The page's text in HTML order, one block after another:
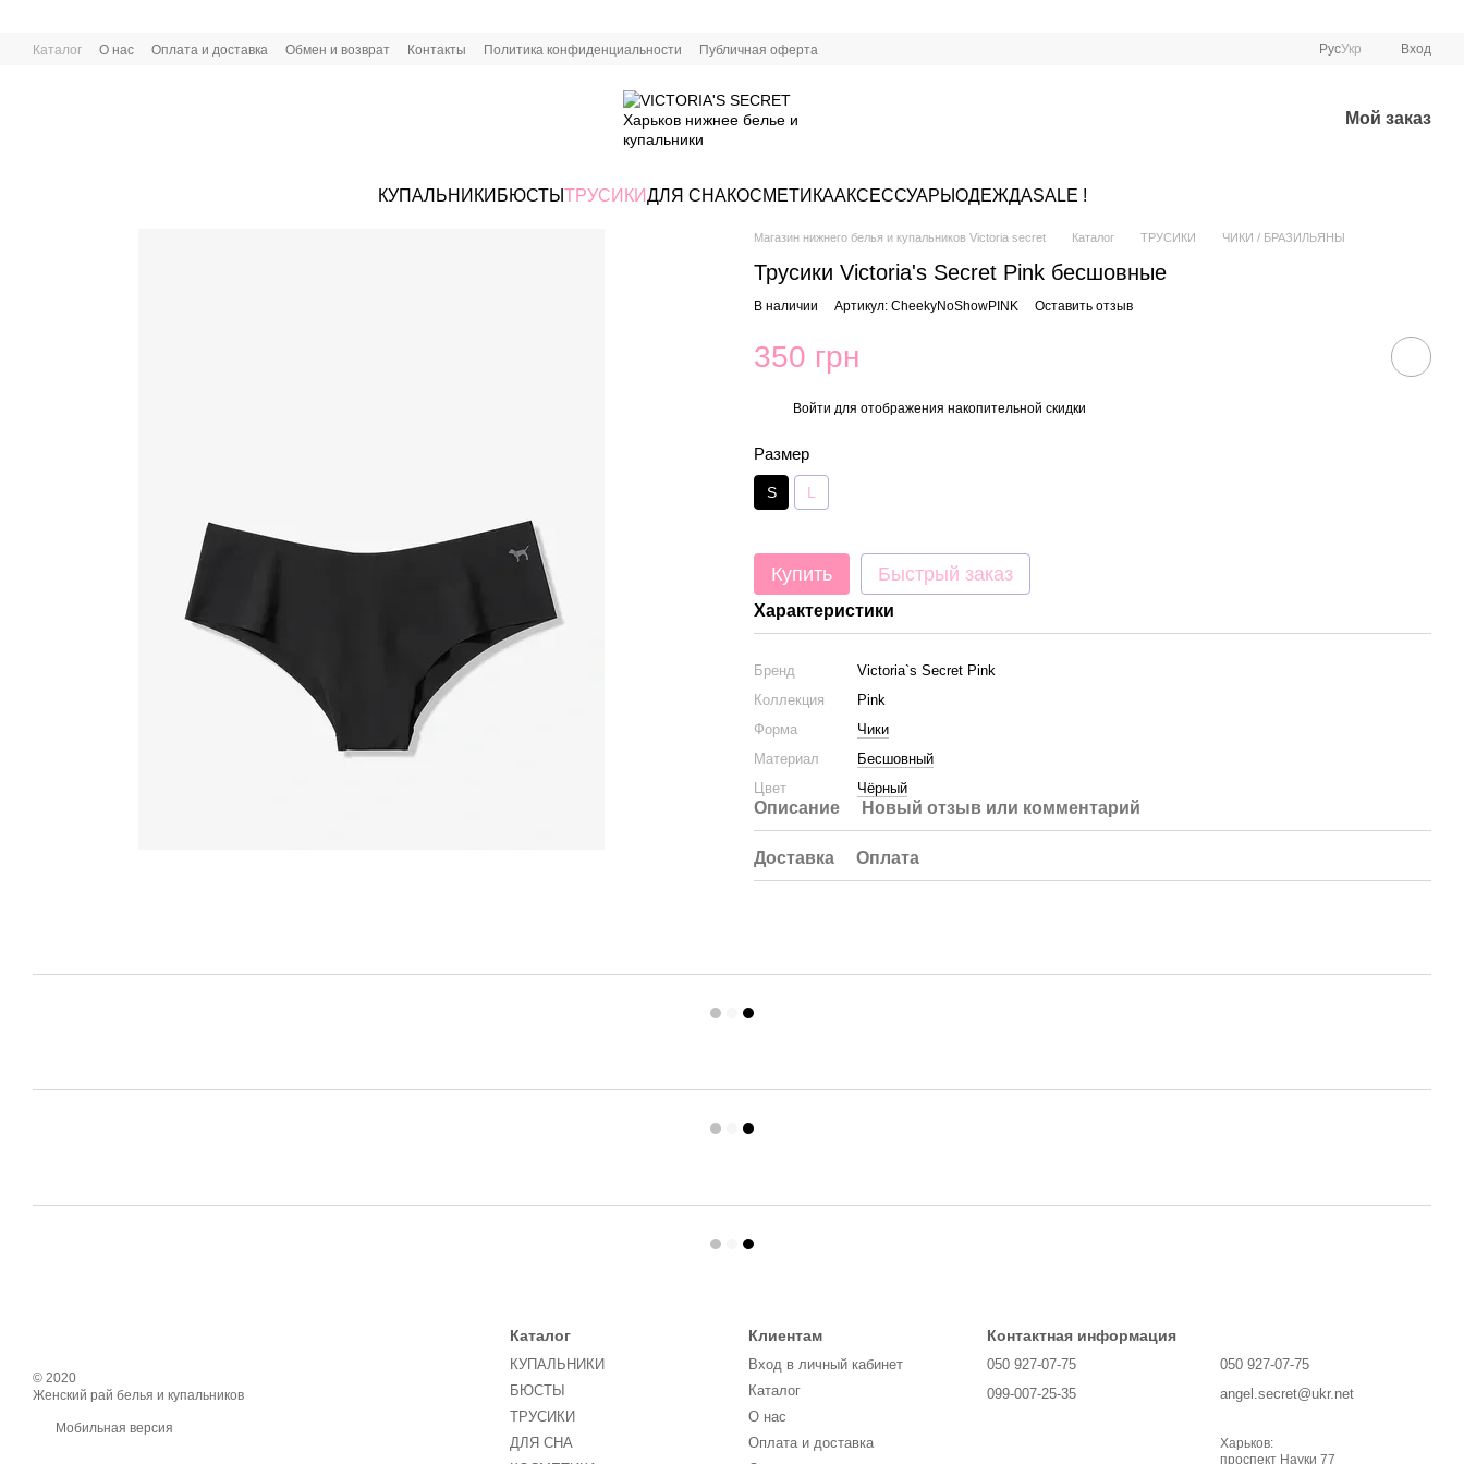
Каталог О нас Оплата и доставка Обмен и возврат Контакты Политика конфиденциальности Публичная оферта РусУкр Вход
Мой заказ
КУПАЛЬНИКИ БЮСТЫ ТРУСИКИДЛЯ СНАКОСМЕТИКААКСЕССУАРЫ ОДЕЖДАSALE !
Магазин нижнего белья и купальников Victoria secret Каталог ТРУСИКИ ЧИКИ / БРАЗИЛЬЯНЫ
Трусики Victoria's Secret Pink бесшовные
В наличии Артикул: CheekyNoShowPINK Оставить отзыв
350 грн
Войти для отображения накопительной скидки
Размер
S L
Купить Быстрый заказ
Характеристики
Бренд
Victoria`s Secret Pink
Коллекция
Pink
Форма
Чики
Материал
Бесшовный
Цвет
Чёрный
Описание Новый отзыв или комментарий
Доставка Оплата
© 2020
Женский рай белья и купальников
Мобильная версия
Каталог
КУПАЛЬНИКИ
БЮСТЫ
ТРУСИКИ
ДЛЯ СНА
Клиентам
Вход в личный кабинет
Каталог
О нас
Оплата и доставка
Контактная информация
050 927-07-75
099-007-25-35
050 927-07-75
angel.secret@ukr.net
Харьков:
проспект Науки 77